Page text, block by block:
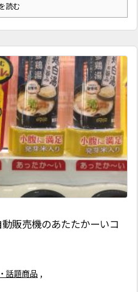
読む
販売機のあたたかーいコ
話題商品 ,